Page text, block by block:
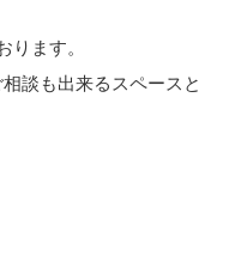
ります。
談も出来るスペースと